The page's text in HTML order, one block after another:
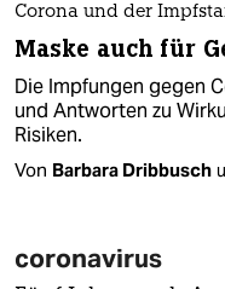
Corona und der
Maske auch für
Die Impfungen gegen
und Antworten zu
Risiken.
Von Barbara Dribbusch
coronavirus